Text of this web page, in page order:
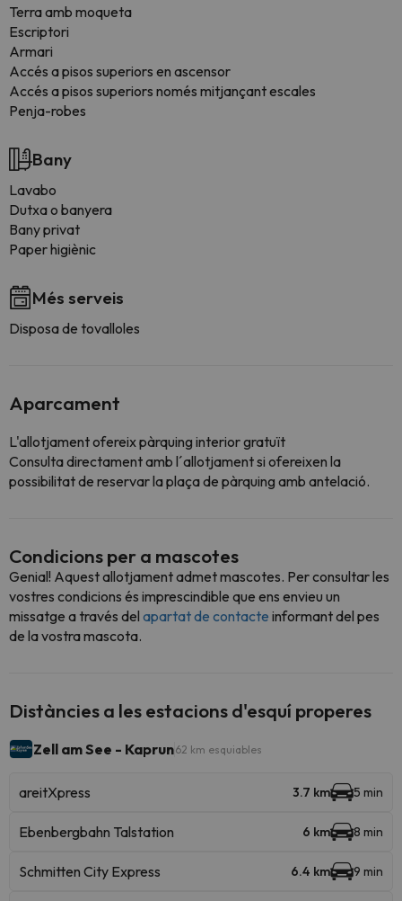
Terra amb moqueta
Escriptori
Armari
Accés a pisos superiors en ascensor
Accés a pisos superiors només mitjançant escales
Penja-robes
Bany
Lavabo
Dutxa o banyera
Bany privat
Paper higiènic
Més serveis
Disposa de tovalloles
Aparcament
L'allotjament ofereix pàrquing interior gratuït
Consulta directament amb l´allotjament si ofereixen la
possibilitat de reservar la plaça de pàrquing amb antelació.
Condicions per a mascotes
Genial! Aquest allotjament admet mascotes. Per consultar les
vostres condicions és imprescindible que ens envieu un
missatge a través del apartat de contacte informant del pes
de la vostra mascota.
Distàncies a les estacions d'esquí properes
Zell am See - Kaprun62 km esquiables
areitXpress 3.7 km 5 min
Ebenbergbahn Talstation 6 km 8 min
Schmitten City Express 6.4 km 9 min